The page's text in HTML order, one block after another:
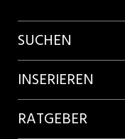
SUCHEN
Firmenprofile entdecken
Lehrstellen suchen
INSERIEREN
Kundenlogin
RATGEBER